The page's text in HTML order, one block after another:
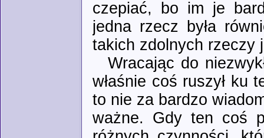
czepiać, bo im je
jedna rzecz była
takich zdolnych rzeczy
Wracając do
właśnie coś ruszył ku
to nie za bardzo
ważne. Gdy ten coś